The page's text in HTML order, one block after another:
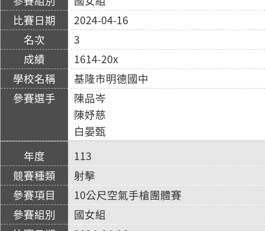
2024-04-16
3
1614-20x
基隆市明德國中
陳品岑
陳妤慈
白晏甄
113
射擊
10公尺空氣手槍團體賽
國女組